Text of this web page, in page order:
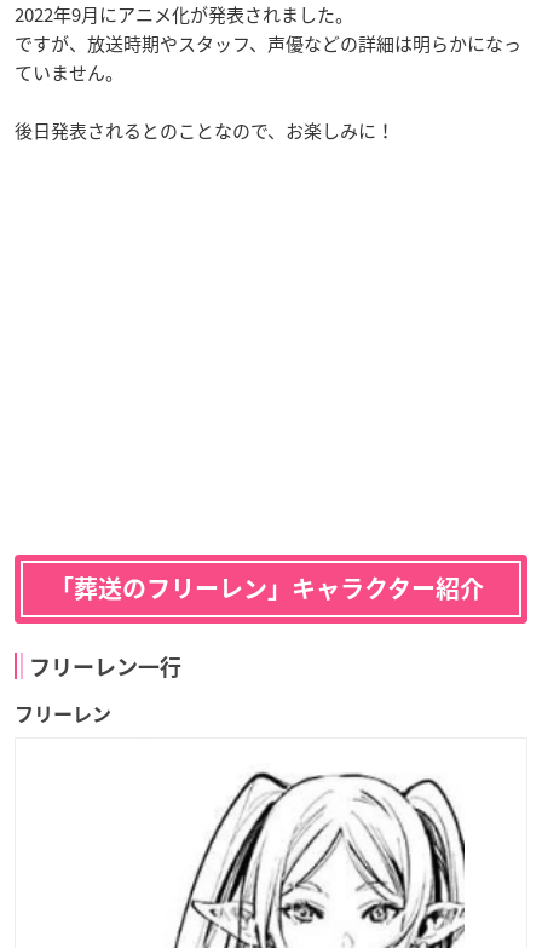
2022年9月にアニメ化が発表されました。
ですが、放送時期やスタッフ、声優などの詳細は明らかになっ
ていません。
後日発表されるとのことなので、お楽しみに！
「葬送のフリーレン」キャラクター紹介
フリーレン一行
フリーレン